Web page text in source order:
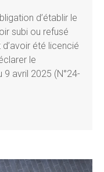
d’établir le
subi ou refusé
été licencié
le
9 avril 2025 (N°24-